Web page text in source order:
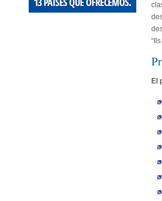
El